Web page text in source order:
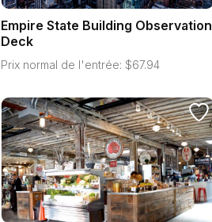
Empire State Building Observation
Deck
Prix normal de l'entrée: $67.94